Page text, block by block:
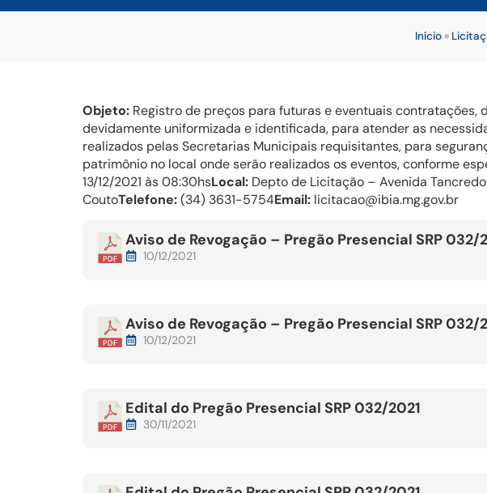
Início»
Objeto: Registro de preços para futuras e eventuais
devidamente uniformizada e identificada, para atender as
realizados pelas Secretarias Municipais requisitantes, para
patrimônio no local onde serão realizados os eventos, conforme
13/12/2021 às 08:30hsLocal: Depto de Licitação – Avenida
CoutoTelefone:(34) 3631-5754Email: licitacao@ibia.mg.gov.br
Aviso de Revogação – Pregão Presencial SRP 032/
10/12/2021
Aviso de Revogação – Pregão Presencial SRP 032/
10/12/2021
Edital do Pregão Presencial SRP 032/2021
30/11/2021